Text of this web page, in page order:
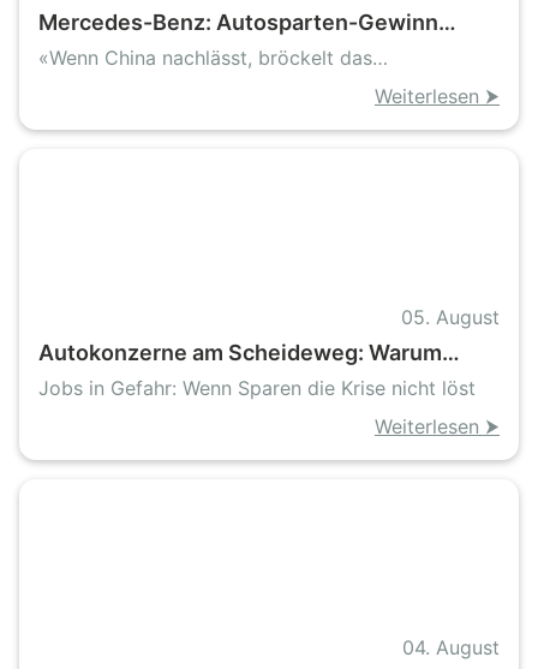
Mercedes-Benz: Autosparten-Gewinn
bricht ein, Konzern bleibt dank Finanz- und
«Wenn China nachlässt, bröckelt das
Weiterlesen ⮞
05. August
Autokonzerne am Scheideweg: Warum
BMW und Porsche mehr als Sparprogramme
Jobs in Gefahr: Wenn Sparen die Krise nicht löst
Weiterlesen ⮞
04. August